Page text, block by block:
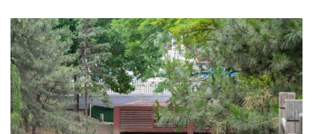
北京宣传文化引导基金
宣传思想文化人才
专题